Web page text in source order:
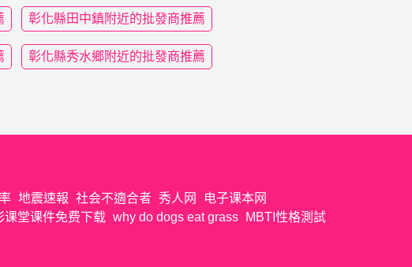
彰化縣田中鎮附近的批發商推薦
彰化縣秀水鄉附近的批發商推薦
地震速報 社会不適合者 秀人网
电子课本网
课堂课件免费下载 why do dogs eat grass
MBTI性格測試